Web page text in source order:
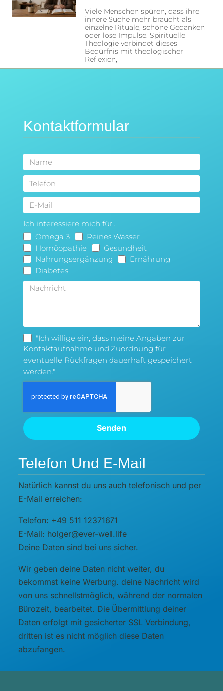
Viele Menschen spüren, dass ihre
innere Suche mehr braucht als
einzelne Rituale, schöne Gedanken
oder lose Impulse. Spirituelle
Theologie verbindet dieses
Bedürfnis mit theologischer
Reflexion,
Kontaktformular
Ich interessiere mich für...
Omega 3
Reines Wasser
Homöopathie
Gesundheit
Nahrungsergänzung
Ernährung
Diabetes
"Ich willige ein, dass meine Angaben zur
Kontaktaufnahme und Zuordnung für
eventuelle Rückfragen dauerhaft gespeichert
werden."
Senden
Telefon Und E-Mail
Natürlich kannst du uns auch telefonisch und per
E-Mail erreichen:
Telefon: +49 511 12371671
E-Mail: holger@ever-well.life
Deine Daten sind bei uns sicher.
Wir geben deine Daten nicht weiter, du
bekommst keine Werbung. deine Nachricht wird
von uns schnellstmöglich, während der normalen
Bürozeit, bearbeitet. Die Übermittlung deiner
Daten erfolgt mit gesicherter SSL Verbindung,
dritten ist es nicht möglich diese Daten
abzufangen.